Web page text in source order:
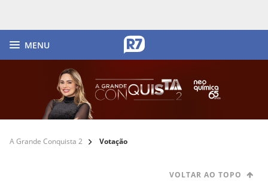
MENU
A Grande Conquista 2 Votação
VOLTAR AO TOPO